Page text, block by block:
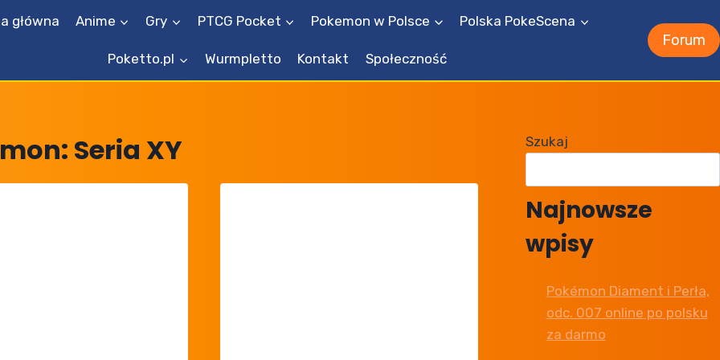
główna Anime Gry PTCG Pocket Pokemon w Polsce Polska PokeScena
Poketto.pl Wurmpletto Kontakt Społeczność
Forum
Seria XY Szukaj
Najnowsze
wpisy
Pokémon Diament i Perła,
odc. 007 online po polsku
za darmo